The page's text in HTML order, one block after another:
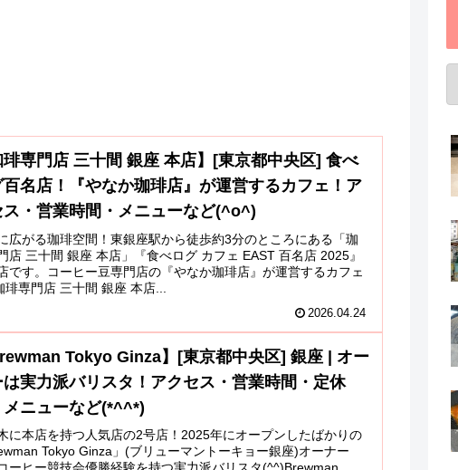
琲専門店 三十間 銀座 本店】[東京都中央区] 食べ
百名店！『やなか珈琲店』が運営するカフェ！ア
ス・営業時間・メニューなど(^o^)
広がる珈琲空間！東銀座駅から徒歩約3分のところにある「珈
店 三十間 銀座 本店」『食べログ カフェ EAST 百名店 2025』
です。コーヒー豆専門店の『やなか珈琲店』が運営するカフェ
琲専門店 三十間 銀座 本店...
2026.04.24
Tokyo Ginza】[東京都中央区] 銀座 | オー
は実力派バリスタ！アクセス・営業時間・定休
メニューなど(*^^*)
に本店を持つ人気店の2号店！2025年にオープンしたばかりの
Tokyo Ginza」(ブリューマントーキョー銀座)オーナー